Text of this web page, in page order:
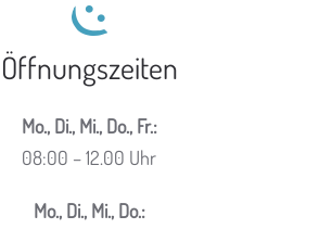
Öffnungszeiten
Mo., Di., Mi., Do., Fr.:
08:00 – 12.00 Uhr
Mo., Di., Mi., Do.: